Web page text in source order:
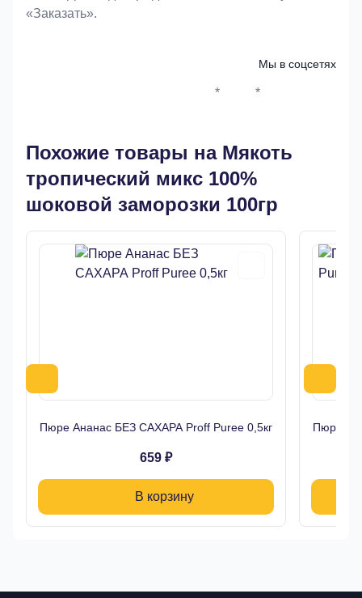
«Заказать».
Мы в соцсетях
* *
Похожие товары на Мякоть
тропический микс 100%
шоковой заморозки 100гр
Пюре Ананас БЕЗ САХАРА Proff Puree 0,5кг
659 ₽
В корзину
Пюре